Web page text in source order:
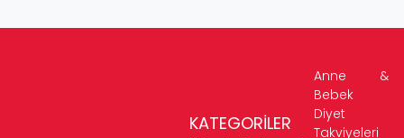
KATEGORİLER
Anne &
Bebek
Diyet
Takviyeleri